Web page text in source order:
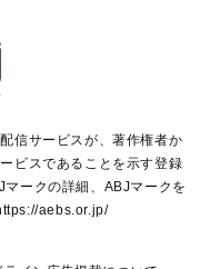
信サービスが、著作権者か
ビスであることを示す登録
ークの詳細、ABJマークを
aebs.or.jp/